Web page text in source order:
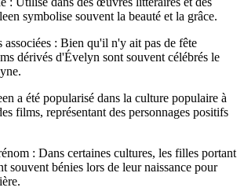
symbolise souvent la beauté et la grâce.
associées : Bien qu'il n'y ait pas de fête
dérivés d'Évelyn sont souvent célébrés le
a été popularisé dans la culture populaire à
films, représentant des personnages positifs
: Dans certaines cultures, les filles portant
souvent bénies lors de leur naissance pour